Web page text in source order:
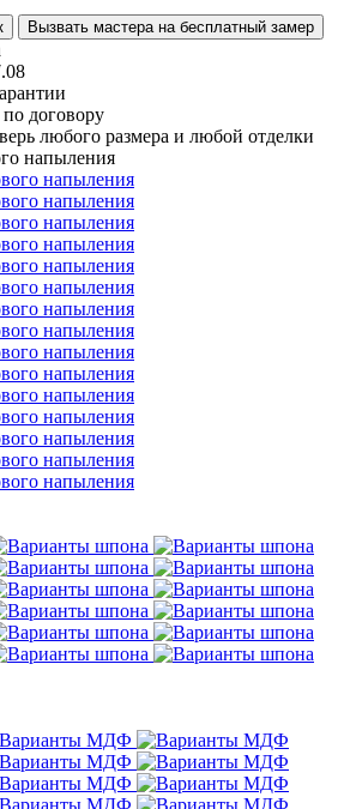
Вызвать мастера на бесплатный замер
договору
любого размера и любой отделки
напыления